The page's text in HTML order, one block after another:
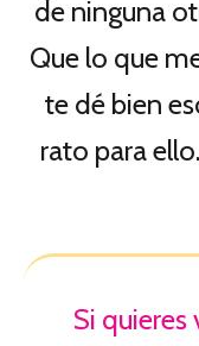
de ninguna
Que lo que
te dé bien
rato para
Si quieres